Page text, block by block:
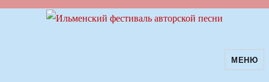
Ильменский фестиваль авторскойМЕНЮ